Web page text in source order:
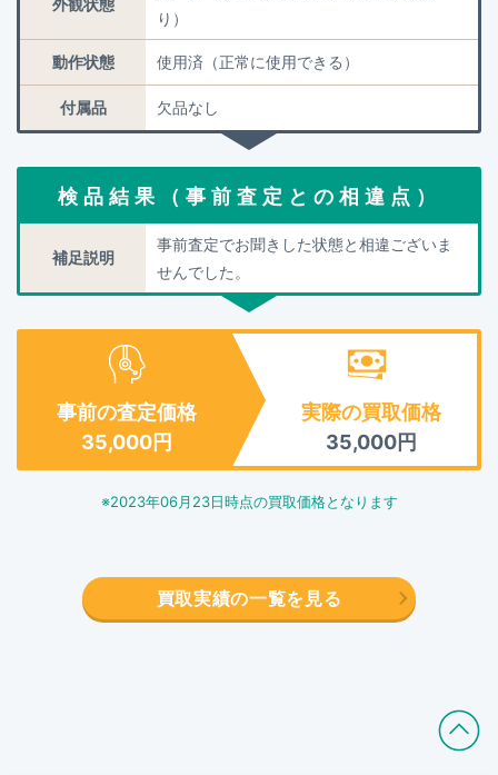
り）
動作状態 使用済（正常に使用できる）
付属品 欠品なし
検品結果（事前査定との相違点）
補足説明
事前査定でお聞きした状態と相違ございま
せんでした。
事前の査定価格
35,000円
実際の買取価格
35,000円
※2023年06月23日時点の買取価格となります
買取実績の一覧を見る